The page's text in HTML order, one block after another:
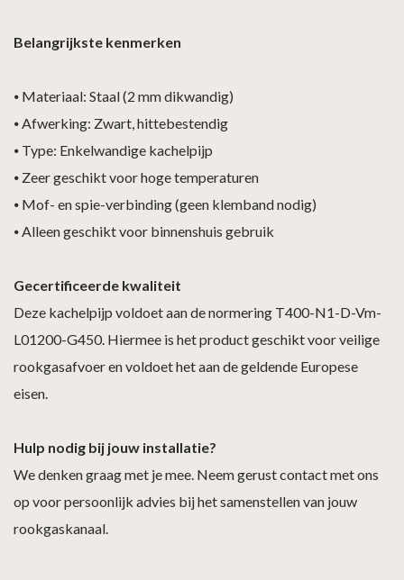
Belangrijkste kenmerken
⦁ Materiaal: Staal (2 mm dikwandig)
⦁Afwerking: Zwart, hittebestendig
⦁ Type: Enkelwandige kachelpijp
⦁ Zeer geschikt voor hoge temperaturen
⦁ Mof- en spie-verbinding (geen klemband nodig)
⦁Alleen geschikt voor binnenshuis gebruik
Gecertificeerde kwaliteit
Deze kachelpijp voldoet aan de normering T400-N1-D-Vm-
L01200-G450. Hiermee is het product geschikt voor veilige
rookgasafvoer en voldoet het aan de geldende Europese
eisen.
Hulp nodig bij jouw installatie?
We denken graag met je mee. Neem gerust contact met ons
op voor persoonlijk advies bij het samenstellen van jouw
rookgaskanaal.